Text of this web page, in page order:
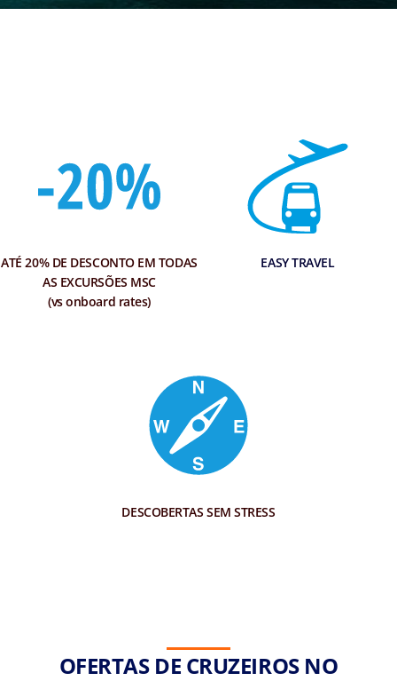
ATÉ 20% DE DESCONTO EM TODAS
AS EXCURSÕES MSC
(vs onboard rates)
EASY TRAVEL
DESCOBERTAS SEM STRESS
OFERTAS DE CRUZEIROS NO